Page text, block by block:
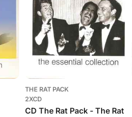
THE RAT PACK
2XCD
CD The Rat Pack - The Rat